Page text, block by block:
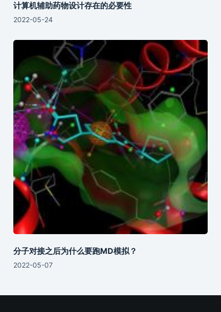
计算机辅助药物设计存在的必要性
2022-05-24
分子对接之后为什么要跑MD模拟？
2022-05-07